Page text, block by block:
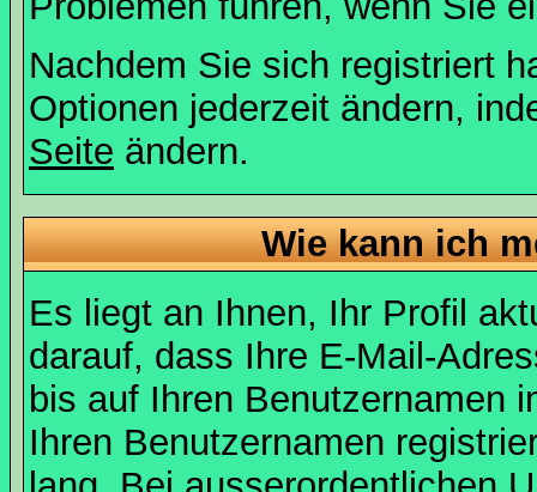
Nachdem Sie sich registriert
Optionen jederzeit ändern,
Seite ändern.
Wie kann ich
Es liegt an Ihnen, Ihr Profil
darauf, dass Ihre E-Mail-
bis auf Ihren Benutzernamen
Ihren Benutzernamen